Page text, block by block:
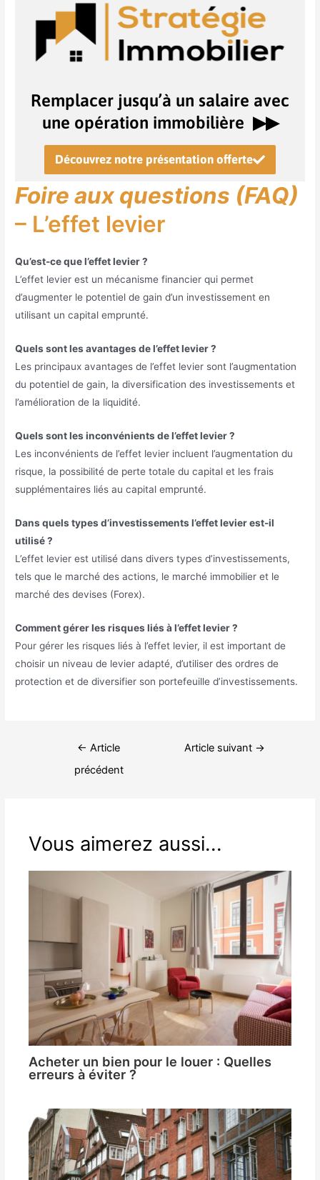
Remplacer jusqu’à un salaire avec
une opération immobilière ▶︎▶︎
Découvrez notre présentation offerte
Foire aux questions (FAQ)
– L’effet levier
Qu’est-ce que l’effet levier ?
L’effet levier est un mécanisme financier qui permet
d’augmenter le potentiel de gain d’un investissement en
utilisant un capital emprunté.
Quels sont les avantages de l’effet levier ?
Les principaux avantages de l’effet levier sont l’augmentation
du potentiel de gain, la diversification des investissements et
l’amélioration de la liquidité.
Quels sont les inconvénients de l’effet levier ?
Les inconvénients de l’effet levier incluent l’augmentation du
risque, la possibilité de perte totale du capital et les frais
supplémentaires liés au capital emprunté.
Dans quels types d’investissements l’effet levier est-il
utilisé ?
L’effet levier est utilisé dans divers types d’investissements,
tels que le marché des actions, le marché immobilier et le
marché des devises (Forex).
Comment gérer les risques liés à l’effet levier ?
Pour gérer les risques liés à l’effet levier, il est important de
choisir un niveau de levier adapté, d’utiliser des ordres de
protection et de diversifier son portefeuille d’investissements.
← Article
précédent
Article suivant →
Vous aimerez aussi...
Acheter un bien pour le louer : Quelles
erreurs à éviter ?